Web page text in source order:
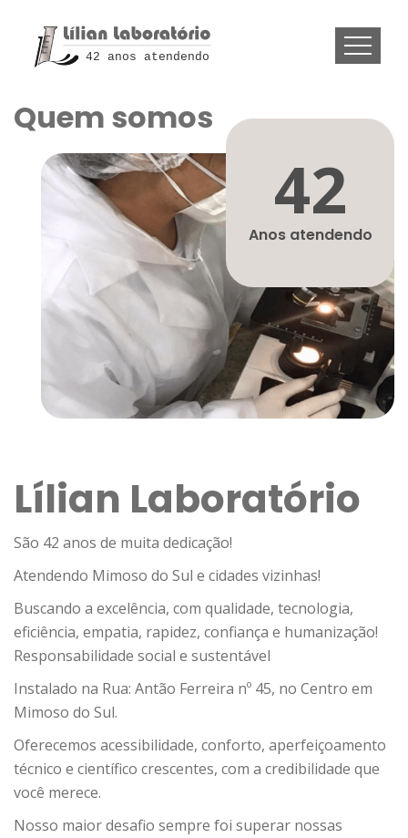
42 anos atendendo
Quem somos
42
Anos atendendo
Lílian Laboratório
São 42 anos de muita dedicação!
Atendendo Mimoso do Sul e cidades vizinhas!
Buscando a excelência, com qualidade, tecnologia,
eficiência, empatia, rapidez, confiança e humanização!
Responsabilidade social e sustentável
Instalado na Rua: Antão Ferreira nº 45, no Centro em
Mimoso do Sul.
Oferecemos acessibilidade, conforto, aperfeiçoamento
técnico e científico crescentes, com a credibilidade que
você merece.
Nosso maior desafio sempre foi superar nossas